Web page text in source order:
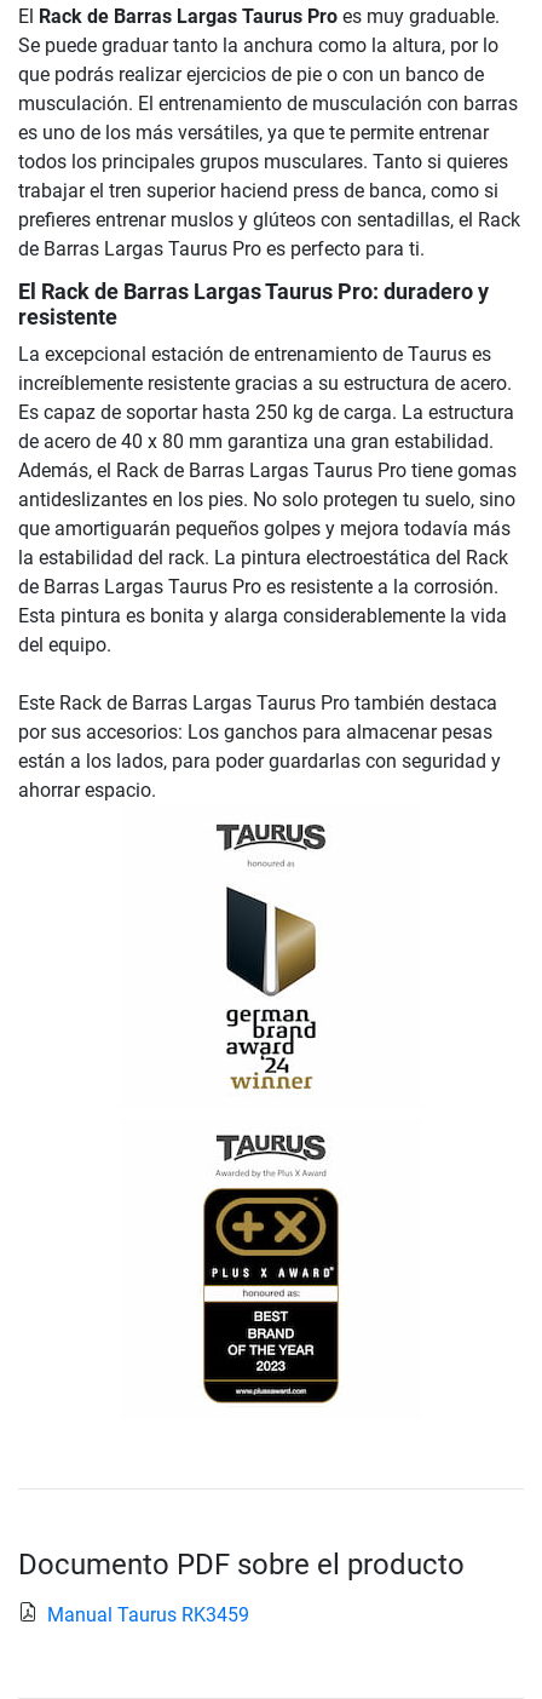
El Rack de Barras Largas Taurus Pro es muy graduable.
Se puede graduar tanto la anchura como la altura, por lo
que podrás realizar ejercicios de pie o con un banco de
musculación. El entrenamiento de musculación con barras
es uno de los más versátiles, ya que te permite entrenar
todos los principales grupos musculares. Tanto si quieres
trabajar el tren superior haciend press de banca, como si
prefieres entrenar muslos y glúteos con sentadillas, el Rack
de Barras Largas Taurus Pro es perfecto para ti.
El Rack de Barras Largas Taurus Pro: duradero y
resistente
La excepcional estación de entrenamiento de Taurus es
increíblemente resistente gracias a su estructura de acero.
Es capaz de soportar hasta 250 kg de carga. La estructura
de acero de 40 x 80 mm garantiza una gran estabilidad.
Además, el Rack de Barras Largas Taurus Pro tiene gomas
antideslizantes en los pies. No solo protegen tu suelo, sino
que amortiguarán pequeños golpes y mejora todavía más
la estabilidad del rack. La pintura electroestática del Rack
de Barras Largas Taurus Pro es resistente a la corrosión.
Esta pintura es bonita y alarga considerablemente la vida
del equipo.
Este Rack de Barras Largas Taurus Pro también destaca
por sus accesorios: Los ganchos para almacenar pesas
están a los lados, para poder guardarlas con seguridad y
ahorrar espacio.
Documento PDF sobre el producto
Manual Taurus RK3459